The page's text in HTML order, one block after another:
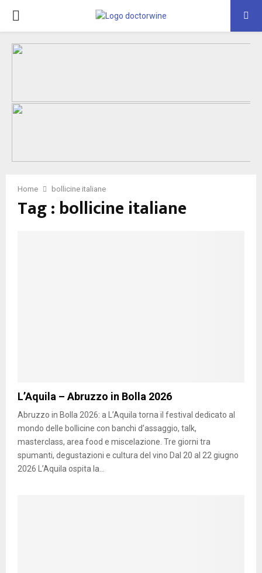
PRIMARY
MENU
Home bollicine italiane
Tag : bollicine italiane
L’Aquila – Abruzzo in Bolla 2026
Abruzzo in Bolla 2026: a L’Aquila torna il festival dedicato al
mondo delle bollicine con banchi d’assaggio, talk,
masterclass, area food e miscelazione. Tre giorni tra
spumanti, degustazioni e cultura del vino Dal 20 al 22 giugno
2026 L’Aquila ospita la...